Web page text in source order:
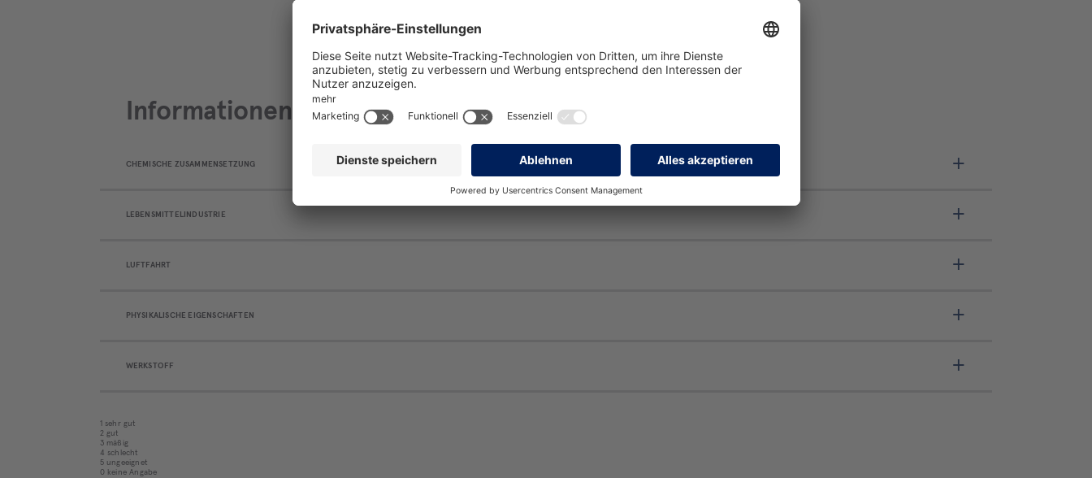
Informationen zum Material
CHEMISCHE ZUSAMMENSETZUNG
LEBENSMITTELINDUSTRIE
LUFTFAHRT
PHYSIKALISCHE EIGENSCHAFTEN
WERKSTOFF
1 sehr gut
2 gut
3 mäßig
4 schlecht
5 ungeeignet
0 keine Angabe